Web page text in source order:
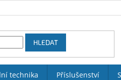
HLEDAT
technika Příslušenství